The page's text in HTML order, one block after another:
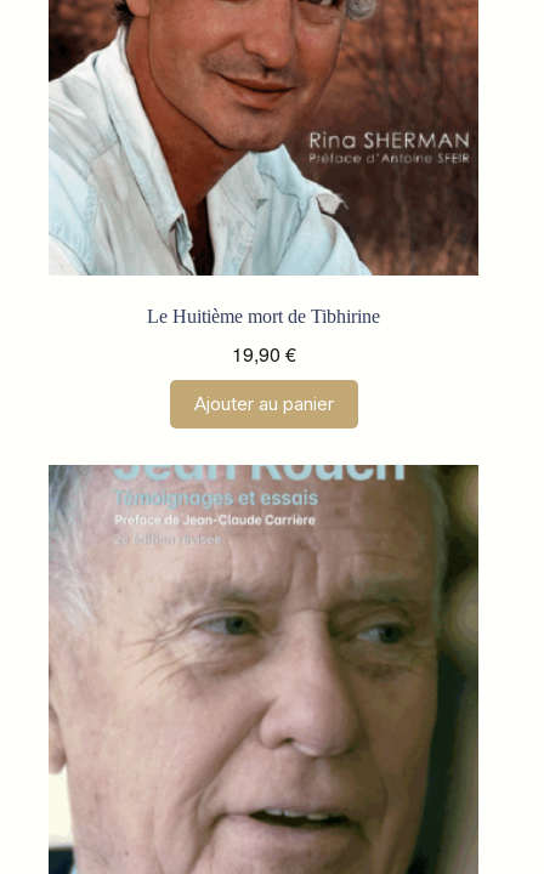
page
du
produit
Le Huitième mort de Tibhirine
19,90 €
Ajouter au panier